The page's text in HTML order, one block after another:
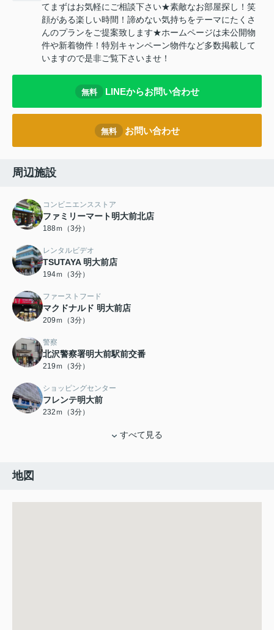
てまずはお気軽にご相談下さい★素敵なお部屋探し！笑
顔がある楽しい時間！諦めない気持ちをテーマにたくさ
んのプランをご提案致します★ホームページは未公開物
件や新着物件！特別キャンペーン物件など多数掲載して
いますので是非ご覧下さいませ！
無料 LINEからお問い合わせ
無料 お問い合わせ
周辺施設
コンビニエンスストア
ファミリーマート明大前北店
188ｍ（3分）
レンタルビデオ
TSUTAYA 明大前店
194ｍ（3分）
ファーストフード
マクドナルド 明大前店
209ｍ（3分）
警察
北沢警察署明大前駅前交番
219ｍ（3分）
ショッピングセンター
フレンテ明大前
232ｍ（3分）
すべて見る
地図